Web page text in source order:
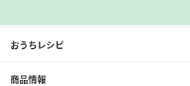
おうちレシピ
商品情報